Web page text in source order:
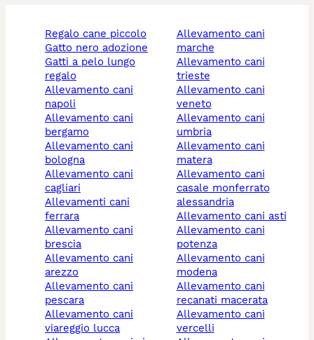
regalo cane piccolo
gatto nero adozione
gatti a pelo lungo
regalo
allevamento cani
napoli
allevamento cani
bergamo
allevamento cani
bologna
allevamento cani
cagliari
allevamenti cani
ferrara
allevamento cani
brescia
allevamento cani
arezzo
allevamento cani
pescara
allevamento cani
viareggio lucca
allevamento cani
marche
allevamento cani
trieste
allevamento cani
veneto
allevamento cani
umbria
allevamento cani
matera
allevamento cani
casale monferrato
alessandria
allevamento cani asti
allevamento cani
potenza
allevamento cani
modena
allevamento cani
recanati macerata
allevamento cani
vercelli